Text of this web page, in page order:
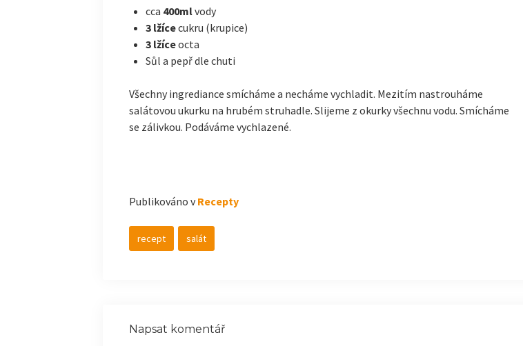
cca 400mlvody
3 lžícecukru (krupice)
3 lžíceocta
Sůl a pepř dle chuti
Všechny ingrediance smícháme a necháme vychladit. Mezitím nastrouháme
salátovou ukurku na hrubém struhadle. Slijeme z okurky všechnu vodu. Smícháme
se zálivkou. Podáváme vychlazené.
Publikováno v Recepty
recept salát
Napsat komentář